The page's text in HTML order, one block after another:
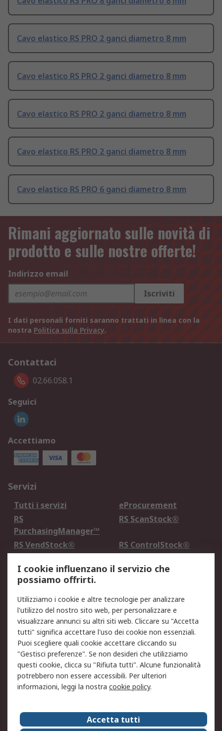
Cavo elastico RS PRO 2 ganci diametro 8 mm
Cavo elastico RS PRO 2 ganci diametro 8 mm
Cavo elastico RS PRO 2 ganci diametro 8 mm
Cavo elastico RS PRO 2 ganci diametro 8 mm
Cavo elastico RS PRO 6 ganci diametro 8 mm
Rimani aggiornato sulle novità di
prodotto e sulle nostre offerte!
Indirizzo email
Iscriviti
I dati personali forniti saranno trattati in linea con la
nostra Politica sulla Privacy.
Contattaci
02.66.058.1
Seguici
Accettiamo
Servizi
Tutti i servizi
eProcurement
RS
PurchasingManager™
RS ScanStock®
RS VendStock®
RS ControlStock®
Legale
Informativa Cookie
Informativa Privacy -
Aggiornata
Email Security
Termini d'uso
Condizioni di vendita
Condizioni generali di
servizio
Etica e responsabilità
Chi Siamo
Chi Siamo
Contattaci
Supporto
ESG
I cookie influenzano il servizio che
possiamo offrirti.
Utilizziamo i cookie e altre tecnologie per analizzare
l'utilizzo del nostro sito web, per personalizzare e
visualizzare annunci su altri siti web. Cliccare su "Accetta
tutti" significa accettare l'uso dei cookie non essenziali.
Puoi scegliere quali cookie accettare cliccando su
"Gestisci preferenze". Se non desideri che utilizziamo
questi cookie, clicca su "Rifiuta tutti". Alcune funzionalità
potrebbero non essere accessibili. Per ulteriori
informazioni, leggi la nostra cookie policy.
Accetta tutti